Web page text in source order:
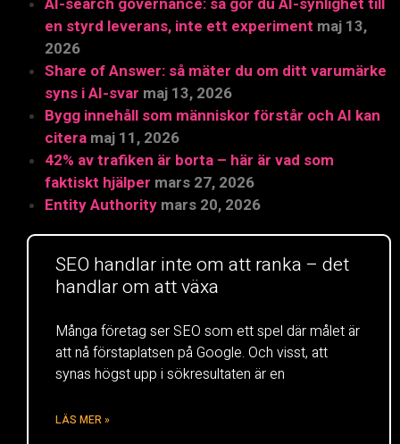
en styrd leverans, inte ett experiment maj 13,
2026
Share of Answer: så mäter du om ditt varumärke
syns i AI-svar maj 13, 2026
Bygg innehåll som människor förstår och AI kan
citera maj 11, 2026
42% av trafiken är borta – här är vad som
faktiskt hjälper mars 27, 2026
Entity Authority mars 20, 2026
SEO handlar inte om att ranka – det
handlar om att växa
Många företag ser SEO som ett spel där målet är
att nå förstaplatsen på Google. Och visst, att
synas högst upp i sökresultaten är en
LÄS MER »